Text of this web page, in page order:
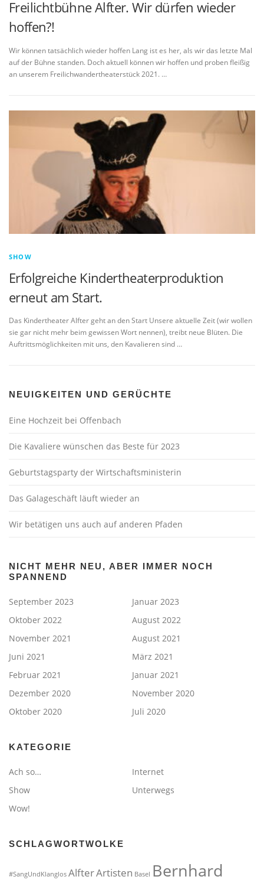
Freilichtbühne Alfter. Wir dürfen wieder
hoffen?!
Wir können tatsächlich wieder hoffen Lang ist es her, als wir das letzte Mal
auf der Bühne standen. Doch aktuell können wir hoffen und proben fleißig
an unserem Freilichwandertheaterstück 2021. …
SHOW
Erfolgreiche Kindertheaterproduktion
erneut am Start.
Das Kindertheater Alfter geht an den Start Unsere aktuelle Zeit (wir wollen
sie gar nicht mehr beim gewissen Wort nennen), treibt neue Blüten. Die
Auftrittsmöglichkeiten mit uns, den Kavalieren sind …
NEUIGKEITEN UND GERÜCHTE
Eine Hochzeit bei Offenbach
Die Kavaliere wünschen das Beste für 2023
Geburtstagsparty der Wirtschaftsministerin
Das Galageschäft läuft wieder an
Wir betätigen uns auch auf anderen Pfaden
NICHT MEHR NEU, ABER IMMER NOCH
SPANNEND
September 2023
Januar 2023
Oktober 2022
August 2022
November 2021
August 2021
Juni 2021
März 2021
Februar 2021
Januar 2021
Dezember 2020
November 2020
Oktober 2020
Juli 2020
KATEGORIE
Ach so…
Internet
Show
Unterwegs
Wow!
SCHLAGWORTWOLKE
#SangUndKlanglos AlfterArtisten Basel Bernhard